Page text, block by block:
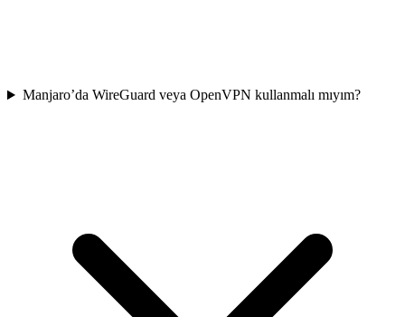
Manjaro’da WireGuard veya OpenVPN kullanmalı mıyım?